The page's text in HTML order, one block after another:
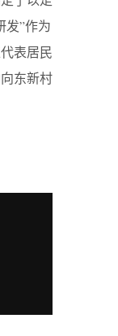
发”作为
表居民
东新村